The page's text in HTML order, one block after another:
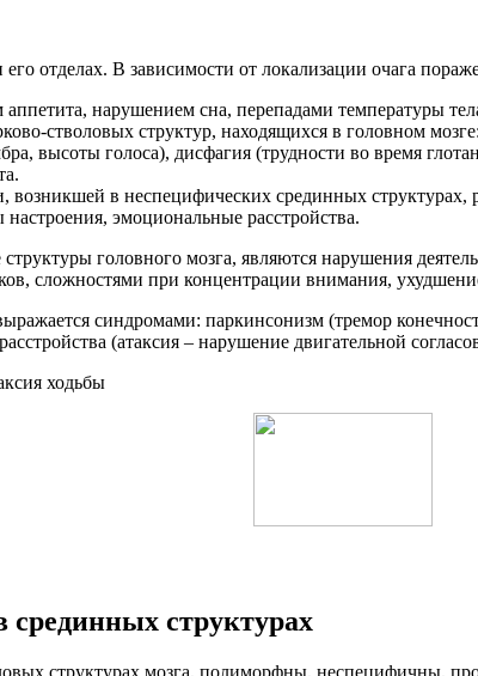
отделах. В зависимости от локализации очага
нарушением сна, перепадами температуры
стволовых структур, находящихся в головном
высоты голоса), дисфагия (трудности во время
в неспецифических срединных структурах,
эмоциональные расстройства.
головного мозга, являются нарушения
сложностями при концентрации внимания,
синдромами: паркинсонизм (тремор
(атаксия – нарушение двигательной
структурах